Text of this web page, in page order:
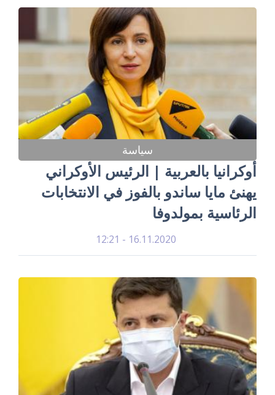
سياسة
أوكرانيا بالعربية | الرئيس الأوكراني
يهنئ مايا ساندو بالفوز في الانتخابات
الرئاسية بمولدوفا
16.11.2020 - 12:21